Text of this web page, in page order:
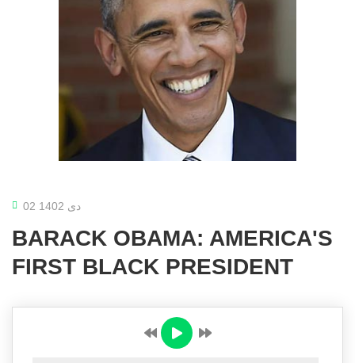
02 دی 1402
BARACK OBAMA: AMERICA'S
FIRST BLACK PRESIDENT